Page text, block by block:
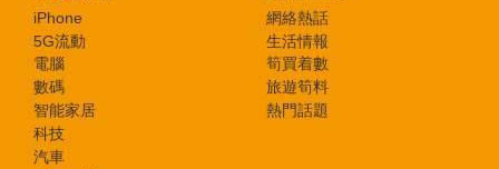
iPhone
5G流動
電腦
數碼
智能家居
科技
汽車
網絡熱話
生活情報
筍買着數
旅遊筍料
熱門話題